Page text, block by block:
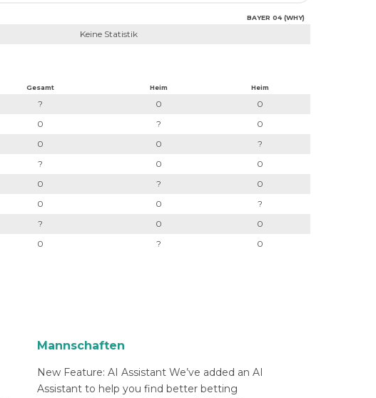
BAYER 04 (WHY)
Keine Statistik
Gesamt Heim Heim
? 0
0
0 ?
0
0 0
?
? 0
0
0 ?
0
0 0
?
? 0
0
0 ? 0
Mannschaften
New Feature: AI Assistant We’ve added an AI
Assistant to help you find better betting